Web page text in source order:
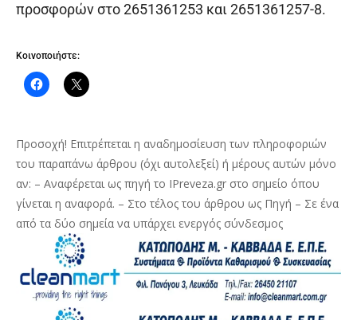
προσφορών στο 2651361253 και 2651361257-8.
Κοινοποιήστε:
Προσοχή! Επιτρέπεται η αναδημοσίευση των πληροφοριών
του παραπάνω άρθρου (όχι αυτολεξεί) ή μέρους αυτών μόνο
αν: – Αναφέρεται ως πηγή το IPreveza.gr στο σημείο όπου
γίνεται η αναφορά. – Στο τέλος του άρθρου ως Πηγή – Σε ένα
από τα δύο σημεία να υπάρχει ενεργός σύνδεσμος